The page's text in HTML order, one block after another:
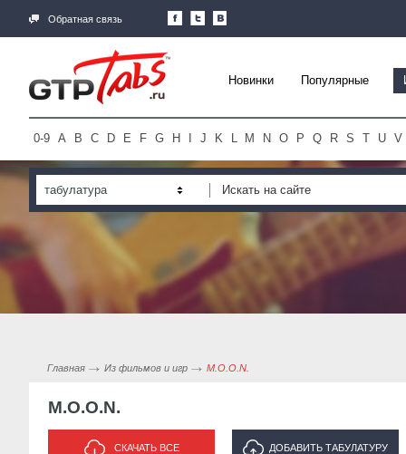
Обратная связь
Новинки Популярные
0-9 A B C D E F G H J K L M N O P Q R S T U V
табулатура
Главная Из фильмов и игр M.O.O.N.
M.O.O.N.
СКАЧАТЬ ВСЕ ДОБАВИТЬ ТАБУЛАТУРУ